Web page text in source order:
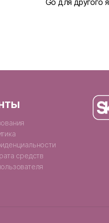
средств